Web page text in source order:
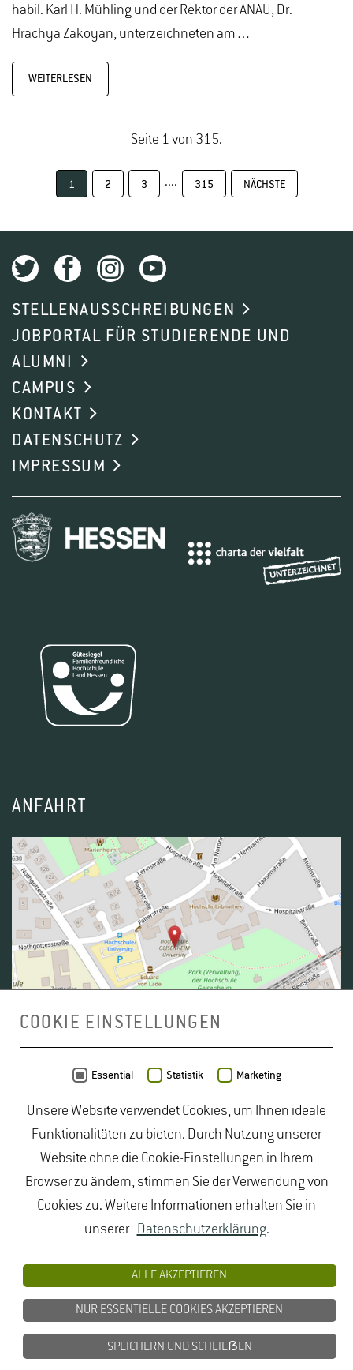
habil. Karl H. Mühling und der Rektor der ANAU, Dr.
Hrachya Zakoyan, unterzeichneten am…
WEITERLESEN
Seite 1 von 315.
1 2 3 .... 315 NÄCHSTE
STELLENAUSSCHREIBUNGEN
JOBPORTAL FÜR STUDIERENDE UND
ALUMNI
CAMPUS
KONTAKT
DATENSCHUTZ
IMPRESSUM
ANFAHRT
OpenStreetMap- Veröffentlicht unterODbL
duales Studium Gartenbau| Gartenbau Studium|
Lebensmittelrecht Studium|Lebensmittelsicherheit
Studium| Naturschutz Studium|Oenologie
Studium| Studiengang Logistik|Studiengänge
Lebensmittel |Studiengänge Natur| Studiengänge
Studium Landschaftsarchitektur
Studium Lebensmittel|Studium
Lebensmittelsicherheit|Studium Logistik|Studium
Studium Naturschutz|Studium
COOKIE EINSTELLUNGEN
Essential Statistik Marketing
Unsere Website verwendet Cookies, um Ihnen ideale
Funktionalitäten zu bieten. Durch Nutzung unserer
Website ohne die Cookie-Einstellungen in Ihrem
Browser zu ändern, stimmen Sie der Verwendung von
Cookies zu. Weitere Informationen erhalten Sie in
unserer Datenschutzerklärung.
ALLE AKZEPTIEREN
NUR ESSENTIELLE COOKIES AKZEPTIEREN
SPEICHERN UND SCHLIEẞEN